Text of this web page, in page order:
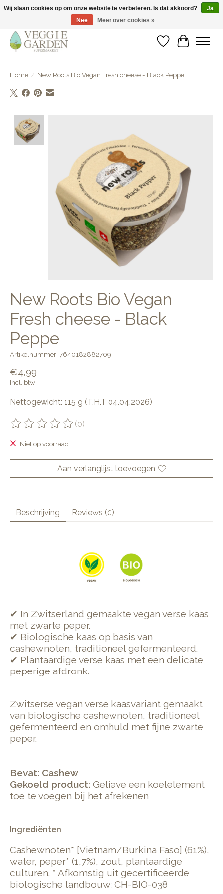
vegan & veggie products | free store pick-up
Verlanglijst
Home / New Roots Bio Vegan Fresh cheese - Black Peppe
New Roots Bio Vegan
Fresh cheese - Black
Peppe
Artikelnummer: 7640182882709
€4,99
Incl. btw
Nettogewicht: 115 g (T.H.T 04.04.2026)
De beoordeling van dit product is
(0)
Niet op voorraad
Aan verlanglijst toevoegen
Beschrijving Reviews (0)
✔ In Zwitserland gemaakte vegan verse kaas
met zwarte peper.
✔ Biologische kaas op basis van
cashewnoten, traditioneel gefermenteerd.
✔ Plantaardige verse kaas met een delicate
peperige afdronk.
Zwitserse vegan verse kaasvariant gemaakt
van biologische cashewnoten, traditioneel
gefermenteerd en omhuld met fijne zwarte
peper.
Bevat: Cashew
Gekoeld product: Gelieve een koelelement
toe te voegen bij het afrekenen
Ingrediënten
Cashewnoten* [Vietnam/Burkina Faso] (61%),
water, peper* (1,7%), zout, plantaardige
culturen. * Afkomstig uit gecertificeerde
biologische landbouw: CH-BIO-038
Wij slaan cookies op om onze website te verbeteren. Is dat akkoord?
Ja
Nee
Meer over cookies »